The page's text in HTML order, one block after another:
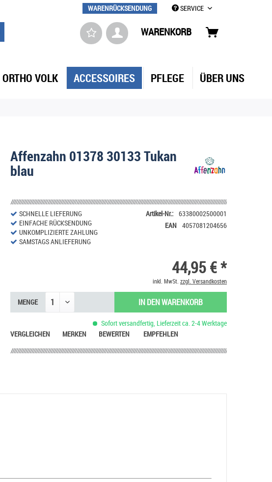
WARENRÜCKSENDUNG SERVICE
WARENKORB
ORTHO VOLK ACCESSOIRES PFLEGE ÜBER UNS
Affenzahn 01378 30133 Tukan
blau
SCHNELLE LIEFERUNG
EINFACHE RÜCKSENDUNG
UNKOMPLIZIERTE ZAHLUNG
SAMSTAGS ANLIEFERUNG
Artikel-Nr.: 63380002500001
EAN
4057081204656
44,95 € *
inkl. MwSt. zzgl. Versandkosten
MENGE IN DENWARENKORB
Sofort versandfertig, Lieferzeit ca. 2-4 Werktage
VERGLEICHEN
MERKEN BEWERTEN EMPFEHLEN